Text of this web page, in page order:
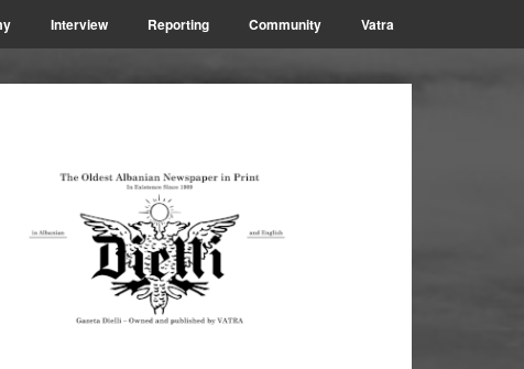
Interview Reporting Community Vatra